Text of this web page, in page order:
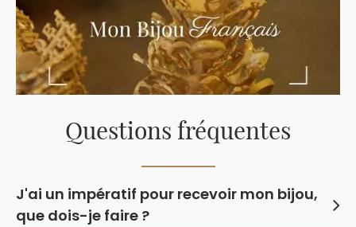
Questions fréquentes
J'ai un impératif pour recevoir mon bijou,
que dois-je faire ?